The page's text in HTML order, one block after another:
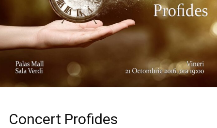
Concert Profides